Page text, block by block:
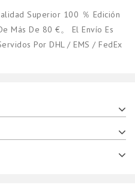
Superior 100 ％ Edición
Más De 80 €。 El Envío Es
Por DHL / EMS / FedEx